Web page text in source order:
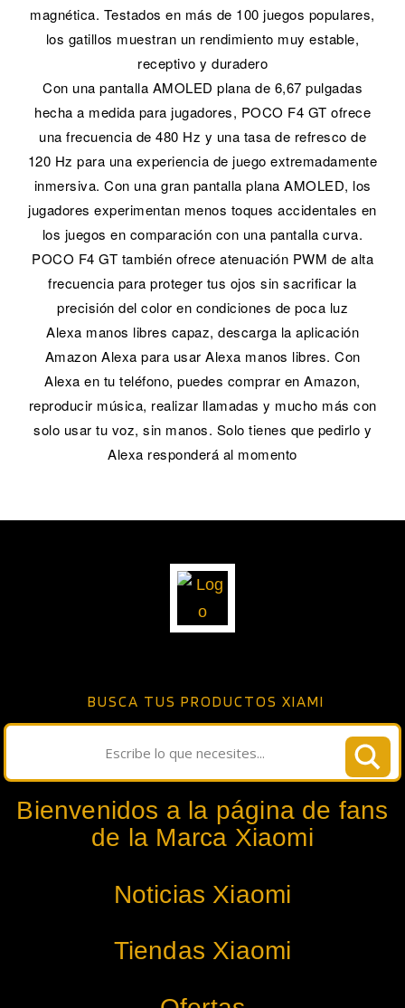
magnética. Testados en más de 100 juegos populares,
los gatillos muestran un rendimiento muy estable,
receptivo y duradero
Con una pantalla AMOLED plana de 6,67 pulgadas
hecha a medida para jugadores, POCO F4 GT ofrece
una frecuencia de 480 Hz y una tasa de refresco de
120 Hz para una experiencia de juego extremadamente
inmersiva. Con una gran pantalla plana AMOLED, los
jugadores experimentan menos toques accidentales en
los juegos en comparación con una pantalla curva.
POCO F4 GT también ofrece atenuación PWM de alta
frecuencia para proteger tus ojos sin sacrificar la
precisión del color en condiciones de poca luz
Alexa manos libres capaz, descarga la aplicación
Amazon Alexa para usar Alexa manos libres. Con
Alexa en tu teléfono, puedes comprar en Amazon,
reproducir música, realizar llamadas y mucho más con
solo usar tu voz, sin manos. Solo tienes que pedirlo y
Alexa responderá al momento
BUSCA TUS PRODUCTOS XIAMI
Bienvenidos a la página de fans
de la Marca Xiaomi
Noticias Xiaomi
Tiendas Xiaomi